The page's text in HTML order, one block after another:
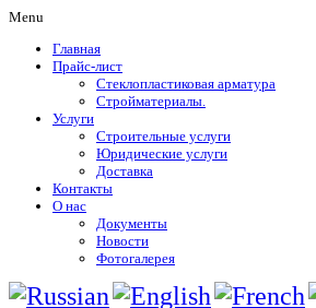
Menu
Главная
Прайс-лист
Стеклопластиковая арматура
Стройматериалы.
Услуги
Строительные услуги
Юридические услуги
Доставка
Контакты
О нас
Документы
Новости
Фотогалерея